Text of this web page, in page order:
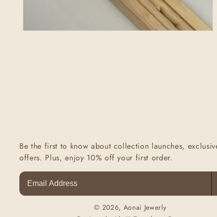
Be the first to know about collection launches,
offers. Plus, enjoy 10% off your first order.
© 2026, Aonai Jewerly